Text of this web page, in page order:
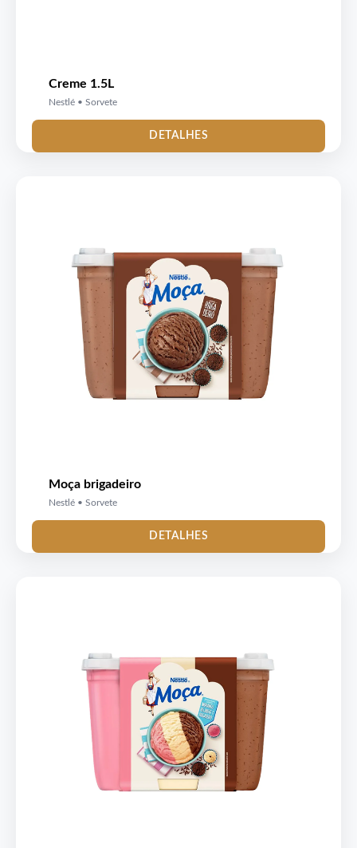
Creme 1.5L
Nestlé • Sorvete
DETALHES
Moça brigadeiro
Nestlé • Sorvete
DETALHES